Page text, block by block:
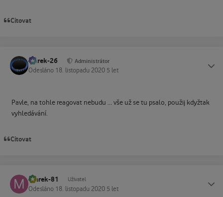
Citovat
Marek-26 Administrátor
Odesláno 18. listopadu 2020 5 let
Pavle, na tohle reagovat nebudu ... vše už se tu psalo, použij kdyžtak
vyhledávání.
Citovat
marek-81 Uživatel
Odesláno 18. listopadu 2020 5 let